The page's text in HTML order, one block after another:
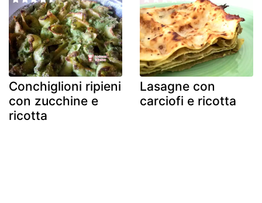
Conchiglioni ripieni
con zucchine e
ricotta
Lasagne con
carciofi e ricotta